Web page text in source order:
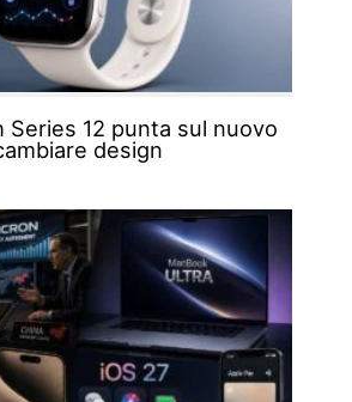
Series 12 punta sul nuovo
design